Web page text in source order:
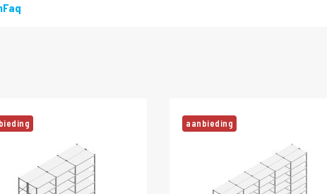
Faq
aanbieding